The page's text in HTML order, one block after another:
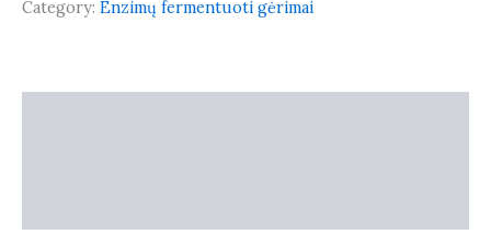
Category: Enzimų fermentuoti gėrimai